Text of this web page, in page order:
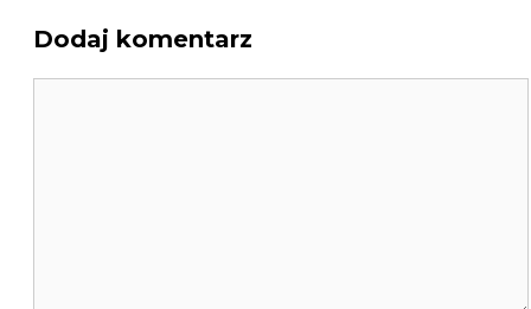
Dodaj komentarz